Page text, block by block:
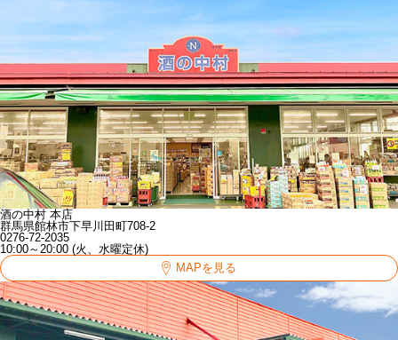
酒の中村 本店
群馬県館林市下早川田町708-2
0276-72-2035
10:00～20:00 (火、水曜定休)
MAPを見る